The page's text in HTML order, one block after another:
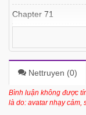
Chapter 71
Chapter 69
Chapter 68
Chapter 67
Nettruyen (0)
Bình luận không được
là do: avatar nhạy cảm,